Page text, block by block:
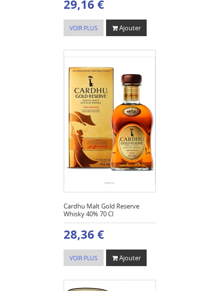
29,16 €
VOIR PLUS Ajouter
Cardhu Malt Gold Reserve
Whisky 40% 70 Cl
28,36 €
VOIR PLUS Ajouter